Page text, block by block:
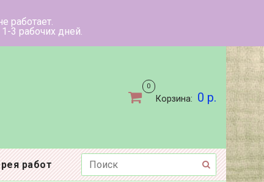
дни не работает.
в течении 1-3 рабочих дней.
0
Корзина: 0 р.
работ